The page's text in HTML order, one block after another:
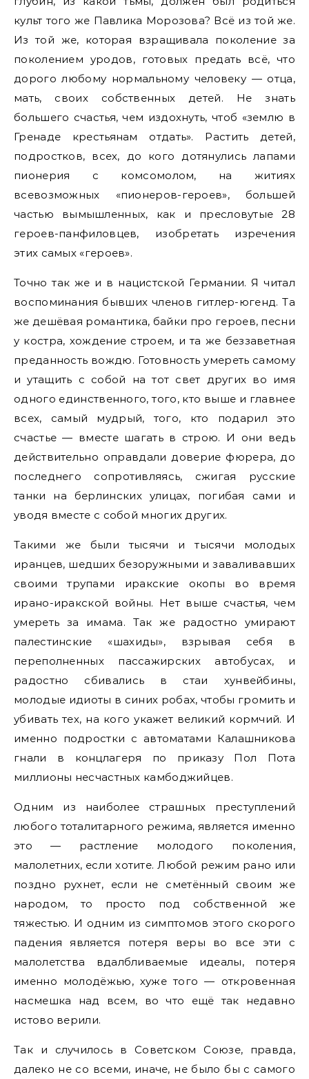
культ того же Павлика Морозова? Всё из той же.
Из той же, которая взращивала поколение за
поколением уродов, готовых предать всё, что
дорого любому нормальному человеку — отца,
мать, своих собственных детей. Не знать
большего счастья, чем издохнуть, чтоб «землю в
Гренаде крестьянам отдать». Растить детей,
подростков, всех, до кого дотянулись лапами
пионерия с комсомолом, на житиях
всевозможных «пионеров-героев», большей
частью вымышленных, как и пресловутые 28
героев-панфиловцев, изобретать изречения
этих самых «героев».
Точно так же и в нацистской Германии. Я читал
воспоминания бывших членов гитлер-югенд. Та
же дешёвая романтика, байки про героев, песни
у костра, хождение строем, и та же беззаветная
преданность вождю. Готовность умереть самому
и утащить с собой на тот свет других во имя
одного единственного, того, кто выше и главнее
всех, самый мудрый, того, кто подарил это
счастье — вместе шагать в строю. И они ведь
действительно оправдали доверие фюрера, до
последнего сопротивляясь, сжигая русские
танки на берлинских улицах, погибая сами и
уводя вместе с собой многих других.
Такими же были тысячи и тысячи молодых
иранцев, шедших безоружными и заваливавших
своими трупами иракские окопы во время
ирано-иракской войны. Нет выше счастья, чем
умереть за имама. Так же радостно умирают
палестинские «шахиды», взрывая себя в
переполненных пассажирских автобусах, и
радостно сбивались в стаи хунвейбины,
молодые идиоты в синих робах, чтобы громить и
убивать тех, на кого укажет великий кормчий. И
именно подростки с автоматами Калашникова
гнали в концлагеря по приказу Пол Пота
миллионы несчастных камбоджийцев.
Одним из наиболее страшных преступлений
любого тоталитарного режима, является именно
это — растление молодого поколения,
малолетних, если хотите. Любой режим рано или
поздно рухнет, если не сметённый своим же
народом, то просто под собственной же
тяжестью. И одним из симптомов этого скорого
падения является потеря веры во все эти с
малолетства вдалбливаемые идеалы, потеря
именно молодёжью, хуже того — откровенная
насмешка над всем, во что ещё так недавно
истово верили.
Так и случилось в Советском Союзе, правда,
далеко не со всеми, иначе, не было бы с самого